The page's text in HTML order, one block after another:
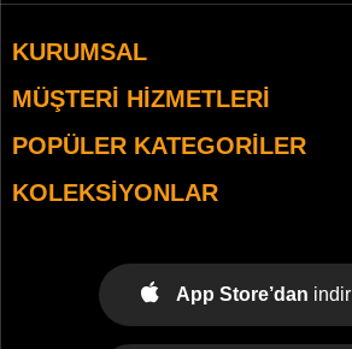
KURUMSAL
MÜŞTERI HIZMETLERI
POPÜLER KATEGORILER
KOLEKSIYONLAR
App Store’dan